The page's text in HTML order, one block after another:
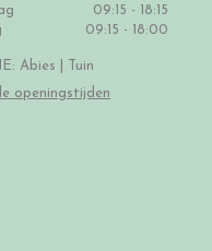
09:15 - 18:15
09:15 - 18:00
Abies | Tuin
openingstijden